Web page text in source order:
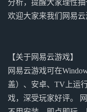
分析，提醒大家理性
欢迎大家来我们网易云
【关于网易云游戏】
网易云游戏可在
盖）、安卓、TV上运
戏，深受玩家好评。